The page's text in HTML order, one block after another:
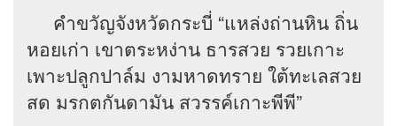
คำขวัญจังหวัดกระบี่ “แหล่งถ่านหิน ถิ่น
หอยเก่า เขาตระหง่าน ธารสวย รวยเกาะ
เพาะปลูกปาล์ม งามหาดทราย ใต้ทะเลสวย
สด มรกตกันดามัน สวรรค์เกาะพีพี”